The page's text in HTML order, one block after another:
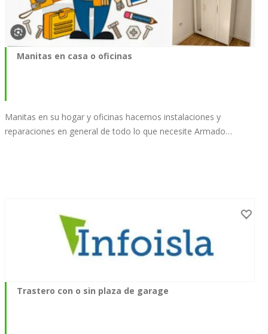
Manitas en casa o oficinas
Manitas en su hogar y oficinas hacemos instalaciones y
reparaciones en general de todo lo que necesite Armado…
Trastero con o sin plaza de garage